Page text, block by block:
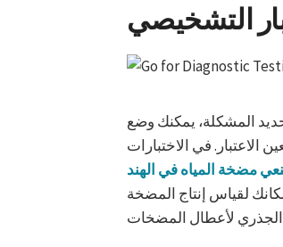
التشخيصي
المشكلة، يمكنك وضع
الاعتبار. في الاختبارات
مضخة المياه في الهند
لقياس إنتاج المضخة